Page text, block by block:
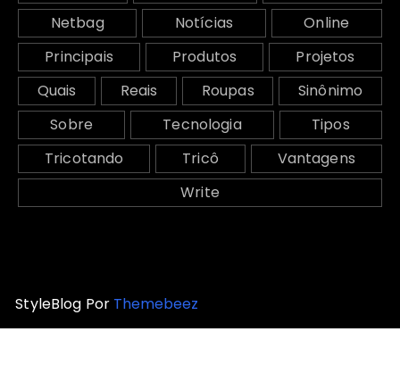
Netbag
Notícias
Online
Principais
Produtos
Projetos
Quais
Reais Roupas
Sinônimo
Sobre
Tecnologia
Tipos
Tricotando
Tricô
Vantagens
Write
StyleBlog Por Themebeez